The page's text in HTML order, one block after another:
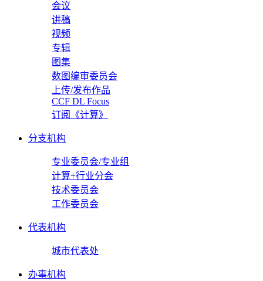
会议
讲稿
视频
专辑
图集
数图编审委员会
上传/发布作品
CCF DL Focus
订阅《计算》
分支机构
专业委员会/专业组
计算+行业分会
技术委员会
工作委员会
代表机构
城市代表处
办事机构